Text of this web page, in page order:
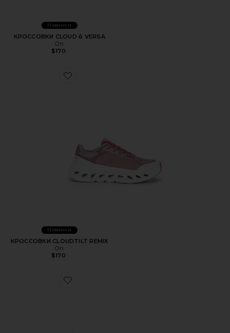
Новинки
КРОССОВКИ CLOUD 6 VERSA
On
$170
Favorite КРОССОВКИ CLOUDTILT REMIX
Новинки
КРОССОВКИ CLOUDTILT REMIX
On
$170
Favorite ТУФЛИ БЕЗ ЗАДНИКА С РЕМЕШКОМ СЗАДИ